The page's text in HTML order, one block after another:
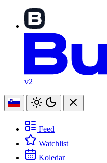
v2
Feed
Watchlist
Koledar